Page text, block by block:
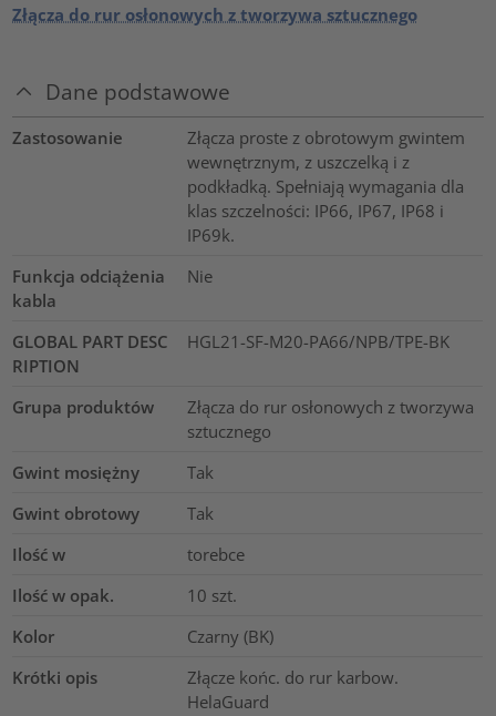
Złącza do rur osłonowych z tworzywa sztucznego
Dane podstawowe
Zastosowanie
Złącza proste z obrotowym gwintem
wewnętrznym, z uszczelką i z
podkładką. Spełniają wymagania dla
klas szczelności: IP66, IP67, IP68 i
IP69k.
Funkcja odciążenia
kabla
Nie
GLOBAL PART DESC
RIPTION
HGL21-SF-M20-PA66/NPB/TPE-BK
Grupa produktów
Złącza do rur osłonowych z tworzywa
sztucznego
Gwint mosiężny
Tak
Gwint obrotowy
Tak
Ilość w
torebce
Ilość w opak.
10 szt.
Kolor
Czarny (BK)
Krótki opis
Złącze końc. do rur karbow.
HelaGuard